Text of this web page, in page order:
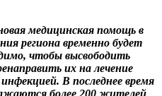
медицинская помощь в
региона временно будет
чтобы высвободить
их на лечение
В последнее время
более 200 жителей